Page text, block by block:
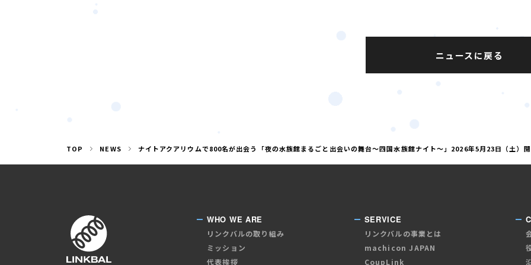
ニュースに戻る
TOP NEWS ナイトアクアリウムで800名が出会う「夜の水族館まるごと出会いの舞台～四国水族館ナイト～」2026年5月23日（土）
WHO WE ARE
リンクバルの取り組み
ミッション
代表挨拶
SERVICE
リンクバルの事業とは
machicon JAPAN
CoupLink